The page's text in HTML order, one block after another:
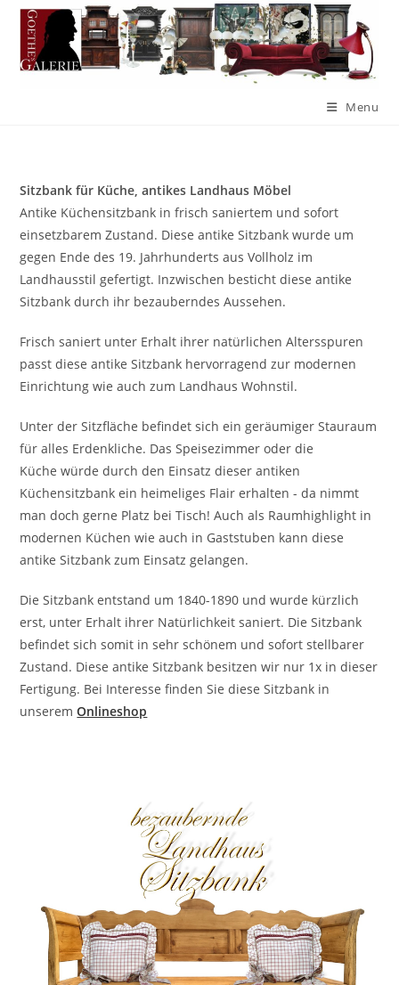
Menu
Sitzbank für Küche,antikes Landhaus Möbel
Antike Küchensitzbank in frisch saniertem und sofort
einsetzbarem Zustand. Diese antike Sitzbank wurde um
gegen Ende des 19. Jahrhunderts aus Vollholz im
Landhausstil gefertigt. Inzwischen besticht diese antike
Sitzbank durch ihr bezauberndes Aussehen.
Frisch saniert unter Erhalt ihrer natürlichen Altersspuren
passt diese antike Sitzbank hervorragend zur modernen
Einrichtung wie auch zum Landhaus Wohnstil.
Unter der Sitzfläche befindet sich ein geräumiger Stauraum
für alles Erdenkliche. Das Speisezimmer oder die
Küche würde durch den Einsatz dieser antiken
Küchensitzbank ein heimeliges Flair erhalten - da nimmt
man doch gerne Platz bei Tisch! Auch als Raumhighlight in
modernen Küchen wie auch in Gaststuben kann diese
antike Sitzbank zum Einsatz gelangen.
Die Sitzbank entstand um 1840-1890 und wurde kürzlich
erst, unter Erhalt ihrer Natürlichkeit saniert. Die Sitzbank
befindet sich somit in sehr schönem und sofort stellbarer
Zustand. Diese antike Sitzbank besitzen wir nur 1x in dieser
Fertigung. Bei Interesse finden Sie diese Sitzbank in
unseremOnlineshop